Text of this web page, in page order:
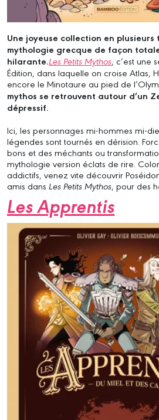
Une joyeuse collection en
mythologie grecque de façon
hilarante.Les Petits Mythos, c’est une
Édition, dans laquelle on croise Atlas,
encore le Minotaure au pied de
mythos se retrouvent autour d’un
dépressif.
Ici, les personnages mi-hommes mi-
légendes sont tournés en dérision.
bons et des méchants ou
mythologie version éclats de rire.
addictifs, venez vite découvrir
amis dans Les Petits Mythos, pour des
Les Apprentis